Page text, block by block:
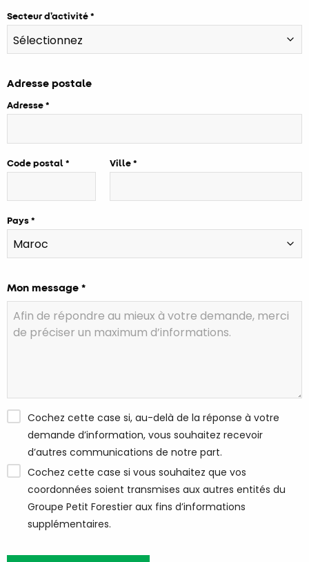
Secteur d’activité
Adresse postale
Adresse
Code postal Ville
Pays
Mon message *
Cochez cette case si, au-delà de la réponse à votre
demande d’information, vous souhaitez recevoir
d’autres communications de notre part.
Cochez cette case si vous souhaitez que vos
coordonnées soient transmises aux autres entités du
Groupe Petit Forestier aux fins d’informations
supplémentaires.